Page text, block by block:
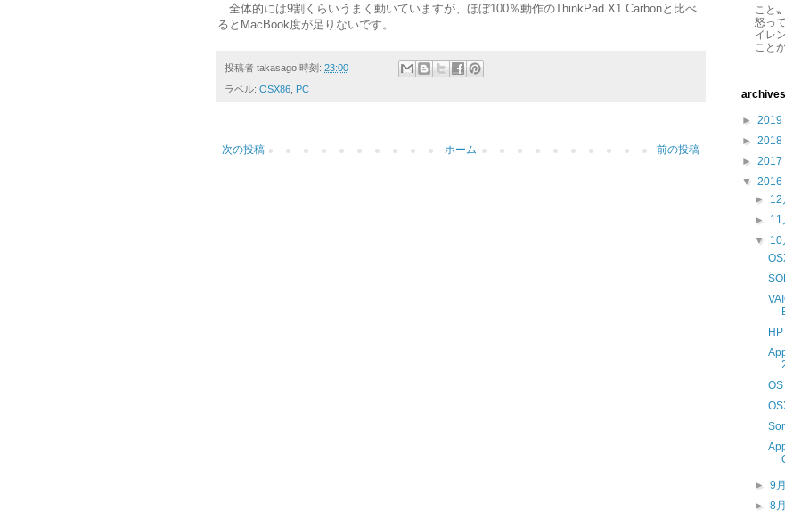
全体的には9割くらいうまく動いていますが、ほぼ100％動作のThinkPad X1 Carbonと比べ
るとMacBook度が足りないです。
投稿者 takasago 時刻: 23:00
ラベル: OSX86 PC
次の投稿 前の投稿
ホーム
こと
怒っ
イレ
こと
► 2019
► 2018
► 2017
▼ 2016
►
►
▼
►9
►8